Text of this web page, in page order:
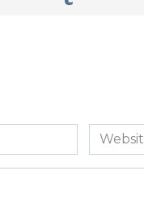
Website